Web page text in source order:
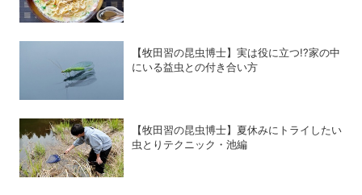
【牧田習の昆虫博士】実は役に立つ!?家の中
にいる益虫との付き合い方
【牧田習の昆虫博士】夏休みにトライしたい
虫とりテクニック・池編